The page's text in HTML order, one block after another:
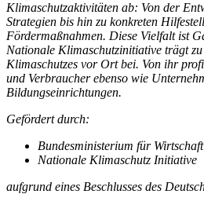
Klimaschutzaktivitäten ab: Von der
Strategien bis hin zu konkreten
Fördermaßnahmen. Diese Vielfalt ist
Nationale Klimaschutzinitiative trägt
Klimaschutzes vor Ort bei. Von ihr
und Verbraucher ebenso wie
Bildungseinrichtungen.
Gefördert durch:
Bundesministerium für
Nationale Klimaschutz Initiative
aufgrund eines Beschlusses des